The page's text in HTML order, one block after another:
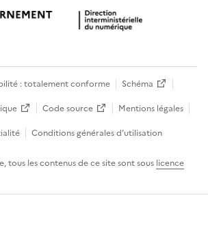
: totalement conforme
Schéma
Code source
Mentions légales
Conditions générales d’utilisation
tous les contenus de ce site sont sous licence